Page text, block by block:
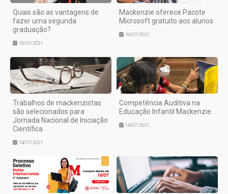
Quais são as vantagens de
fazer uma segunda
graduação?
19/07/2021
Mackenzie oferece Pacote
Microsoft gratuito aos alunos
19/07/2021
Trabalhos de mackenzistas
são selecionados para
Jornada Nacional de Iniciação
Científica
14/07/2021
Competência Auditiva na
Educação Infantil Mackenzie
14/07/2021